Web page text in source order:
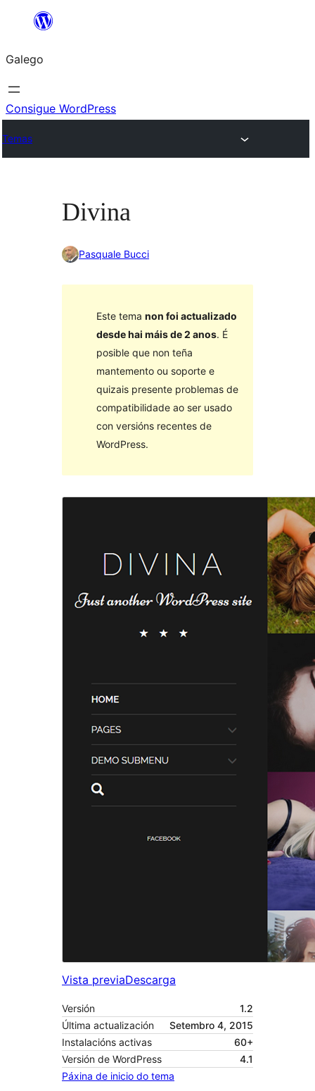
Saltar
contido
Galego
Consigue WordPress
Temas
Divina
Pasquale Bucci
Este tema non foi actualizado
desde hai máis de 2 anos. É
posible que non teña
mantemento ou soporte e
quizais presente problemas de
compatibilidade ao ser usado
con versións recentes de
WordPress.
Vista previaDescarga
Versión
1.2
Última actualización
Setembro 4, 2015
Instalacións activas
60+
Versión de WordPress
4.1
Páxina de inicio do tema